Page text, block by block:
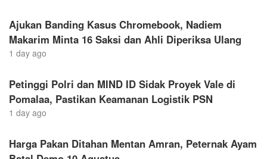
Ajukan Banding Kasus Chromebook, Nadiem
Makarim Minta 16 Saksi dan Ahli Diperiksa Ulang
1 day ago
Petinggi Polri dan MIND ID Sidak Proyek Vale di
Pomalaa, Pastikan Keamanan Logistik PSN
1 day ago
Harga Pakan Ditahan Mentan Amran, Peternak Ayam